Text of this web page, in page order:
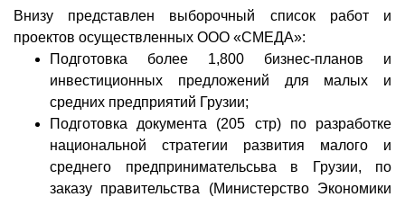
Внизу представлен выборочный список работ и
проектов осуществленных ООО «СМЕДА»:
Подготовка более 1,800 бизнес-планов и
инвестиционных предложений для малых и
средних предприятий Грузии;
Подготовка документа (205 стр) по разработке
национальной стратегии развития малого и
среднего предпринимательсьва в Грузии, по
заказу правительства (Министерство Экономики